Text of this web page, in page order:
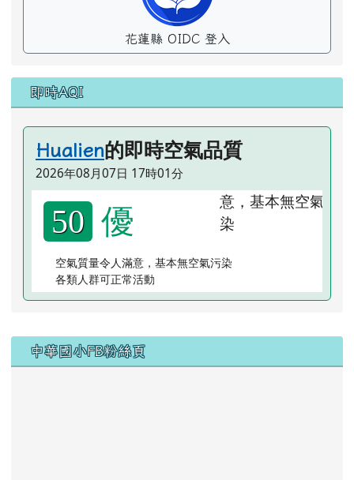
花蓮縣 OIDC 登入
即時AQI
Hualien的即時空氣品質
2026年08月07日 17時01分
50 優
空氣質量令人滿意，基本無空氣污染
各類人群可正常活動
右邊區域內容
中華國小FB粉絲頁